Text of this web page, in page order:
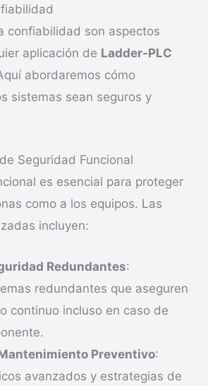
confiabilidad son aspectos
aplicación de Ladder-PLC
abordaremos cómo
sistemas sean seguros y
Seguridad Funcional
es esencial para proteger
como a los equipos. Las
incluyen:
Redundantes:
redundantes que aseguren
continuo incluso en caso de
Preventivo:
avanzados y estrategias de